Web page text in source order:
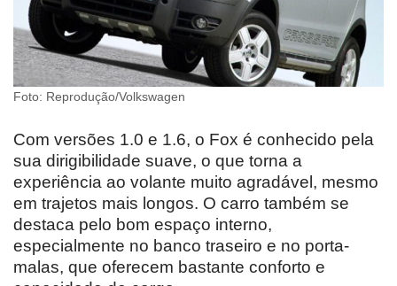
Foto: Reprodução/Volkswagen
Com versões 1.0 e 1.6, o Fox é conhecido pela
sua dirigibilidade suave, o que torna a
experiência ao volante muito agradável, mesmo
em trajetos mais longos. O carro também se
destaca pelo bom espaço interno,
especialmente no banco traseiro e no porta-
malas, que oferecem bastante conforto e